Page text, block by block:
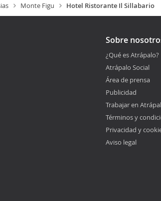
Monte Figu Hotel Ristorante Il Sillabario
Sobre
¿Qué es Atrápalo?
Atrápalo Social
Área de prensa
Publicidad
Trabajar en
Términos y
Privacidad y
Aviso legal